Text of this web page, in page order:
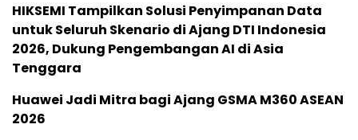
HIKSEMI Tampilkan Solusi Penyimpanan Data
untuk Seluruh Skenario di Ajang DTI Indonesia
2026, Dukung Pengembangan AI di Asia
Tenggara
Huawei Jadi Mitra bagi Ajang GSMA M360 ASEAN
2026